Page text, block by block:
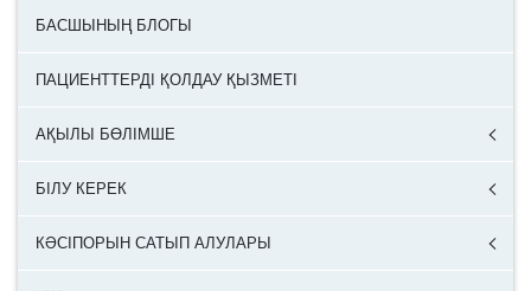
БАСШЫНЫҢ БЛОГЫ
ПАЦИЕНТТЕРДІ ҚОЛДАУ ҚЫЗМЕТІ
АҚЫЛЫ БӨЛІМШЕ
БІЛУ КЕРЕК
КӘСІПОРЫН САТЫП АЛУЛАРЫ